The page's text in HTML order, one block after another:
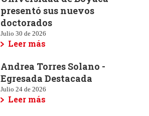
presentó sus nuevos
doctorados
Julio 30 de 2026
Leer más
Andrea Torres Solano -
Egresada Destacada
Julio 24 de 2026
Leer más